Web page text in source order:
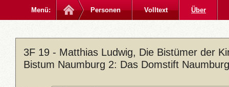
Menü: Personen Volltext Über
3F 19 - Matthias Ludwig, Die Bistümer der
Bistum Naumburg 2: Das Domstift